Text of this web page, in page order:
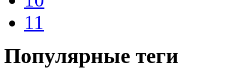
11
Популярные теги